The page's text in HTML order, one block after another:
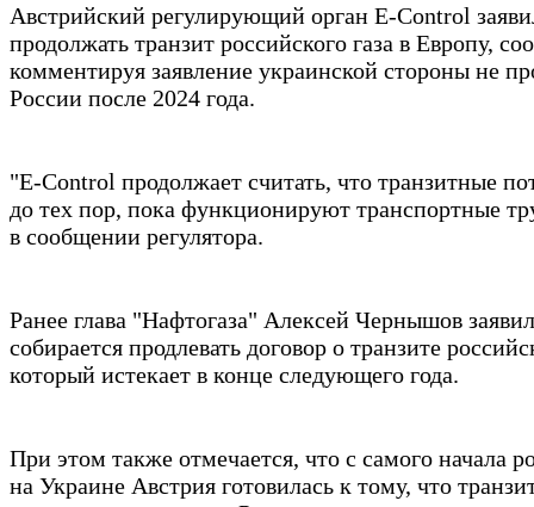
Австрийский регулирующий орган E-Control
продолжать транзит российского газа в Европу,
комментируя заявление украинской стороны не
России после 2024 года.
"E-Control продолжает считать, что транзитные
до тех пор, пока функционируют транспортные
в сообщении регулятора.
Ранее глава "Нафтогаза" Алексей Чернышов
собирается продлевать договор о транзите
который истекает в конце следующего года.
При этом также отмечается, что с самого начала
на Украине Австрия готовилась к тому, что